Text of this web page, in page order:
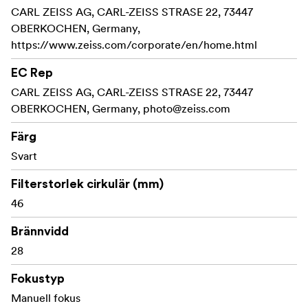
Aperture range: F 2,8-22
Close focus: 50cm
Filter thread: 46mm
Lenght: 51mm
CARL ZEISS AG, CARL-ZEISS STRASE 22, 73447
OBERKOCHEN, Germany,
https://www.zeiss.com/corporate/en/home.html
EC Rep
CARL ZEISS AG, CARL-ZEISS STRASE 22, 73447
OBERKOCHEN, Germany, photo@zeiss.com
Färg
Svart
Filterstorlek cirkulär (mm)
46
Brännvidd
28
Fokustyp
Manuell fokus